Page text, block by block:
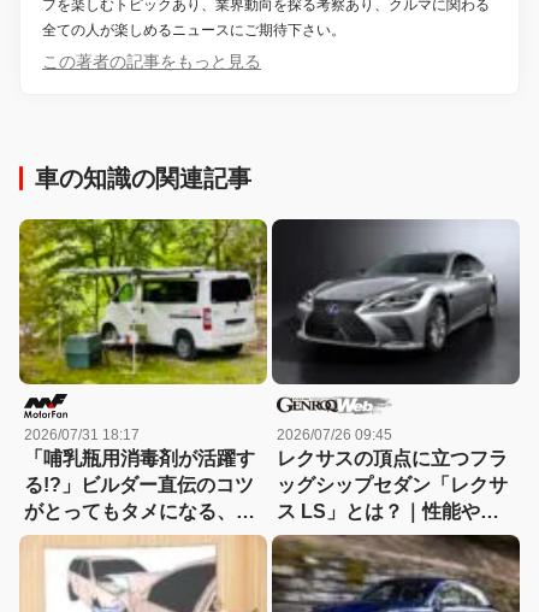
フを楽しむトピックあり、業界動向を探る考察あり、クルマに関わる
全ての人が楽しめるニュースにご期待下さい。
この著者の記事をもっと見る
車の知識の関連記事
2026/07/31 18:17
「哺乳瓶用消毒剤が活躍す
る!?」ビルダー直伝のコツ
がとってもタメになる、キ
ャンピングカーのお手入れ
2026/07/26 09:45
レクサスの頂点に立つフラ
ッグシップセダン「レクサ
ス LS」とは？｜性能や特
徴、新車・中古車価格